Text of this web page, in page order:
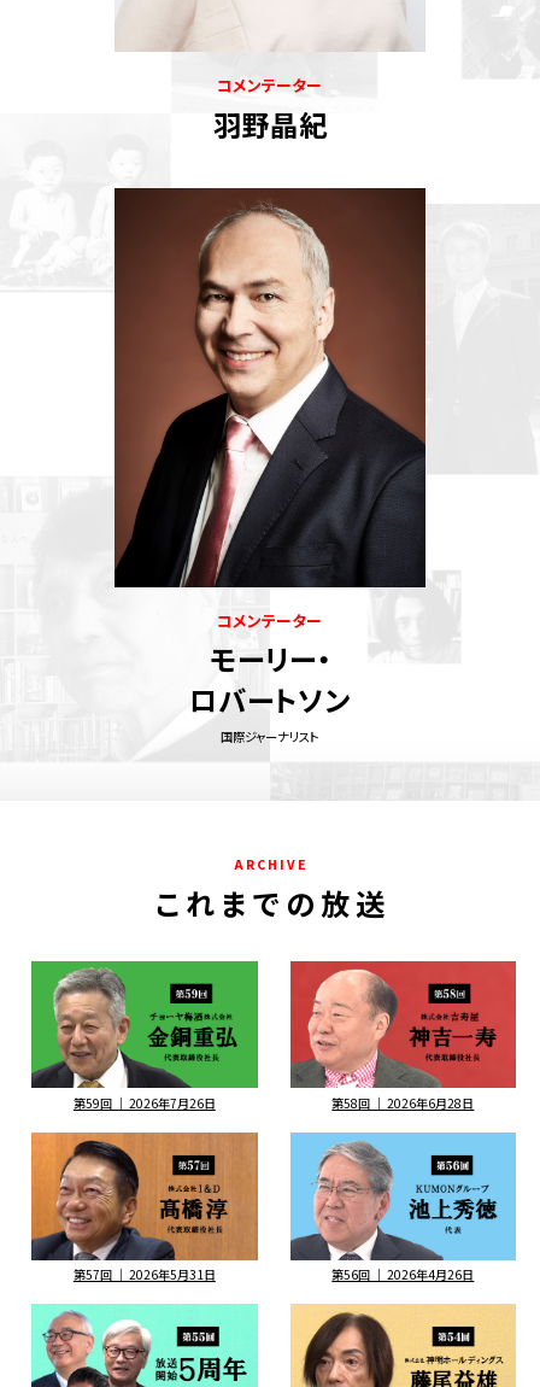
コメンテーター
羽野晶紀
コメンテーター
モーリー・
ロバートソン
国際ジャーナリスト
A R C H I V E
こ れ ま で の 放 送
第59回 ｜ 2026年7月26日 第58回 ｜ 2026年6月28日
第57回 ｜ 2026年5月31日 第56回 ｜ 2026年4月26日